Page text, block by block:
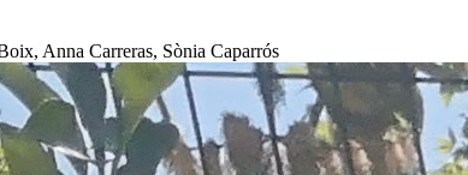
Anna Carreras, Sònia Caparrós